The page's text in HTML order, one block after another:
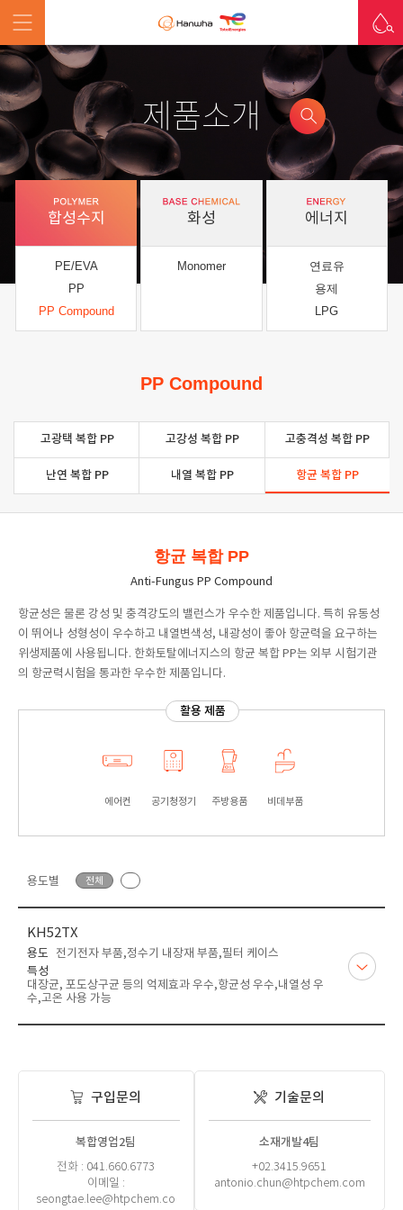
제품소개
합성수지
PE/EVA
PP
PP Compound
화성
Monomer
에너지
연료유
용제
LPG
PP Compound
고광택 복합 PP 고강성 복합 PP 고충격성 복합 PP
난연 복합 PP 내열 복합 PP 항균 복합 PP
항균 복합 PP
Anti-Fungus PP Compound
항균성은 물론 강성 및 충격강도의 밸런스가 우수한 제품입니다. 특히 유동성
이 뛰어나 성형성이 우수하고 내열변색성, 내광성이 좋아 항균력을 요구하는
위생제품에 사용됩니다. 한화토탈에너지스의 항균 복합 PP는 외부 시험기관
의 항균력시험을 통과한 우수한 제품입니다.
활용 제품
에어컨 공기청정기 주방용품 비데부품
용도별 전체
KH52TX
용도
전기전자 부품,정수기 내장재 부품,필터 케이스
특성
대장균, 포도상구균 등의 억제효과 우수,항균성 우수,내열성 우
수,고온 사용 가능
구입문의
복합영업2팀
전화 : 041.660.6773
이메일 :
seongtae.lee@htpchem.co
기술문의
소재개발4팀
+02.3415.9651
antonio.chun@htpchem.com